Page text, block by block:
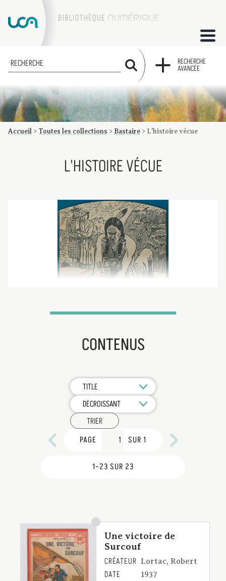
ACCUEIL
COLLECTIONS
FACTUMS
Les factums à la BU
Présentation du corpus de factums de la collection Marie
Bibliographie
Glossaire
Index de recherche
RECHERCHE
RECHERCHE
AVANCÉE
Accueil > Toutes les collections > Bastaire > L'histoire vécue
L'HISTOIRE VÉCUE
CONTENUS
TRIER
PAGE
SUR 1
1–23 SUR 23
Une victoire de
Surcouf
CRÉATEUR Lortac, Robert
DATE 1937